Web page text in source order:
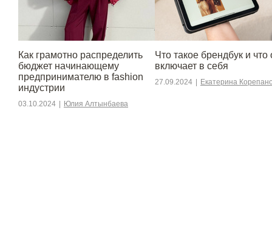
Как грамотно распределить
бюджет начинающему
предпринимателю в fashion
индустрии
03.10.2024 Юлия Алтынбаева
Что такое брендбук и что
включает в себя
27.09.2024 Екатерина